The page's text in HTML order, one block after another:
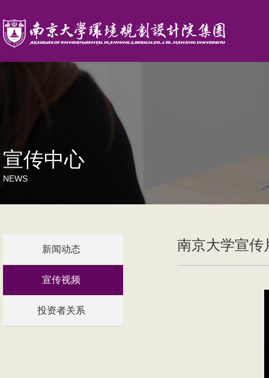
宣传中心
NEWS
新闻动态
宣传视频
投资者关系
南京大学宣传